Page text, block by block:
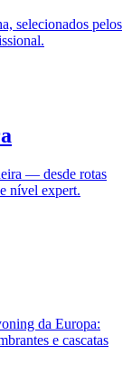
selecionados pelos
— desde rotas
nível expert.
da Europa:
e cascatas